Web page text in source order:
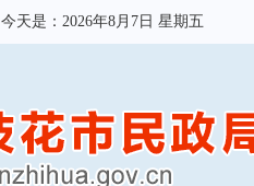
今天是： 2026年8月7日 星期五